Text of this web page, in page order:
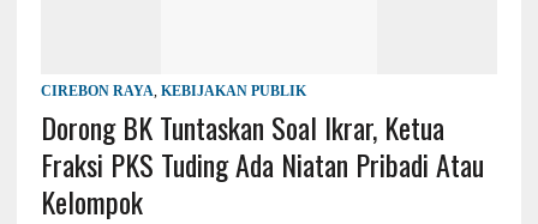
CIREBON RAYA KEBIJAKAN PUBLIK
Dorong BK Tuntaskan Soal Ikrar, Ketua
Fraksi PKS Tuding Ada Niatan Pribadi Atau
Kelompok